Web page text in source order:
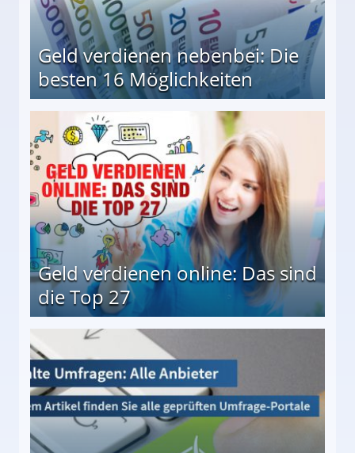
Geld verdienen nebenbei: Die
besten 16 Möglichkeiten
Geld verdienen online: Das sind
die Top 27